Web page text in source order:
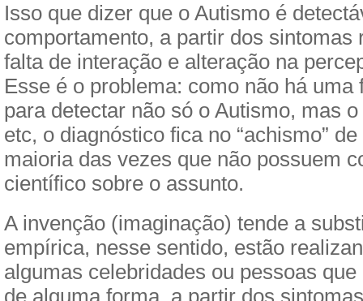
Isso que dizer que o Autismo é
comportamento, a partir dos sintomas
falta de interação e alteração na
Esse é o problema: como não há
para detectar não só o Autismo, mas
etc, o diagnóstico fica no “achismo”
maioria das vezes que não possuem
científico sobre o assunto.
A invenção (imaginação) tende a
empírica, nesse sentido, estão
algumas celebridades ou pessoas